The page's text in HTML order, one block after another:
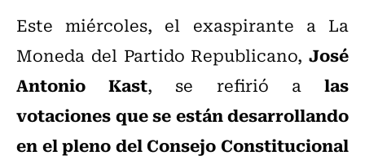
Este miércoles, el exaspirante a La
Moneda del Partido Republicano, José
Antonio Kast, se refirió alas
votaciones que se están desarrollando
en el pleno del Consejo Constitucional